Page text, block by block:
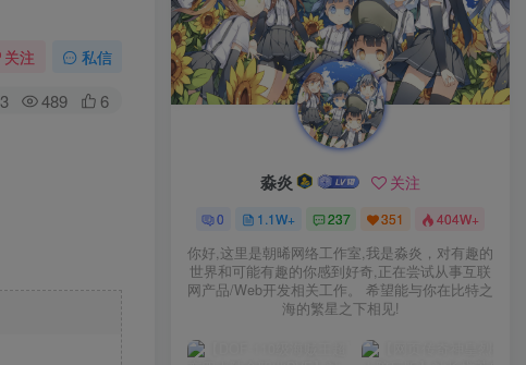
关注 私信
3 489 6
淼炎 关注
0 1.1W+ 237 351 404W+
你好,这里是朝晞网络工作室,我是淼炎，对有趣的
世界和可能有趣的你感到好奇,正在尝试从事互联
网产品/Web开发相关工作。 希望能与你在比特之
海的繁星之下相见!